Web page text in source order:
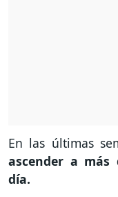
En las últimas
ascender a
día.